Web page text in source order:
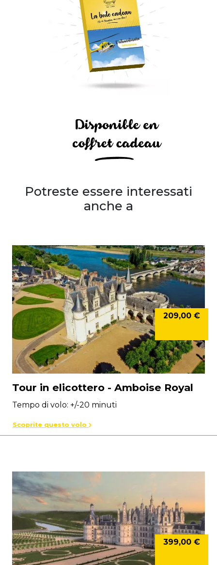
Potreste essere interessati
anche a
Tour in elicottero - Amboise Royal
Tempo di volo: +/-20 minuti
209,00 €
Scoprite questo volo
399,00 €